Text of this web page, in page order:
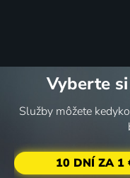
Vyberte
Služby môžete
10 DNÍ ZA 1